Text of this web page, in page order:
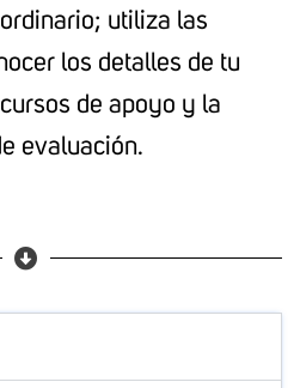
utiliza las
los detalles de tu
de apoyo y la
evaluación.